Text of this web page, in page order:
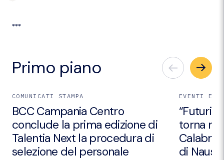
***
Primo piano
COMUNICATI STAMPA
BCC Campania Centro
conclude la prima edizione di
Talentia Next la procedura di
selezione del personale
EVENTI E
“Futuri
torna
Calabria
di